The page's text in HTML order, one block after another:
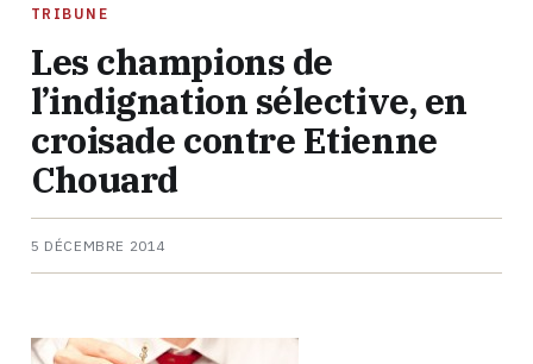
TRIBUNE
Les champions de
l’indignation sélective, en
croisade contre Etienne
Chouard
5 DÉCEMBRE 2014